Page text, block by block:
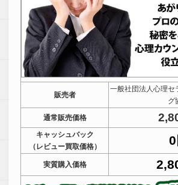
販売者
一般社団法人心理セ
グ
通常販売価格
キャッシュバック
（レビュー買取価格）
0
実質購入価格